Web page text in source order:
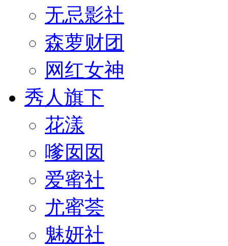
无忌影社
森萝财团
网红女神
秀人旗下
花漾
嗲囡囡
爱蜜社
尤蜜荟
魅妍社